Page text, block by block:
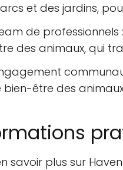
et des jardins,
de
des animaux, qui
bien-être des
savoir plus sur